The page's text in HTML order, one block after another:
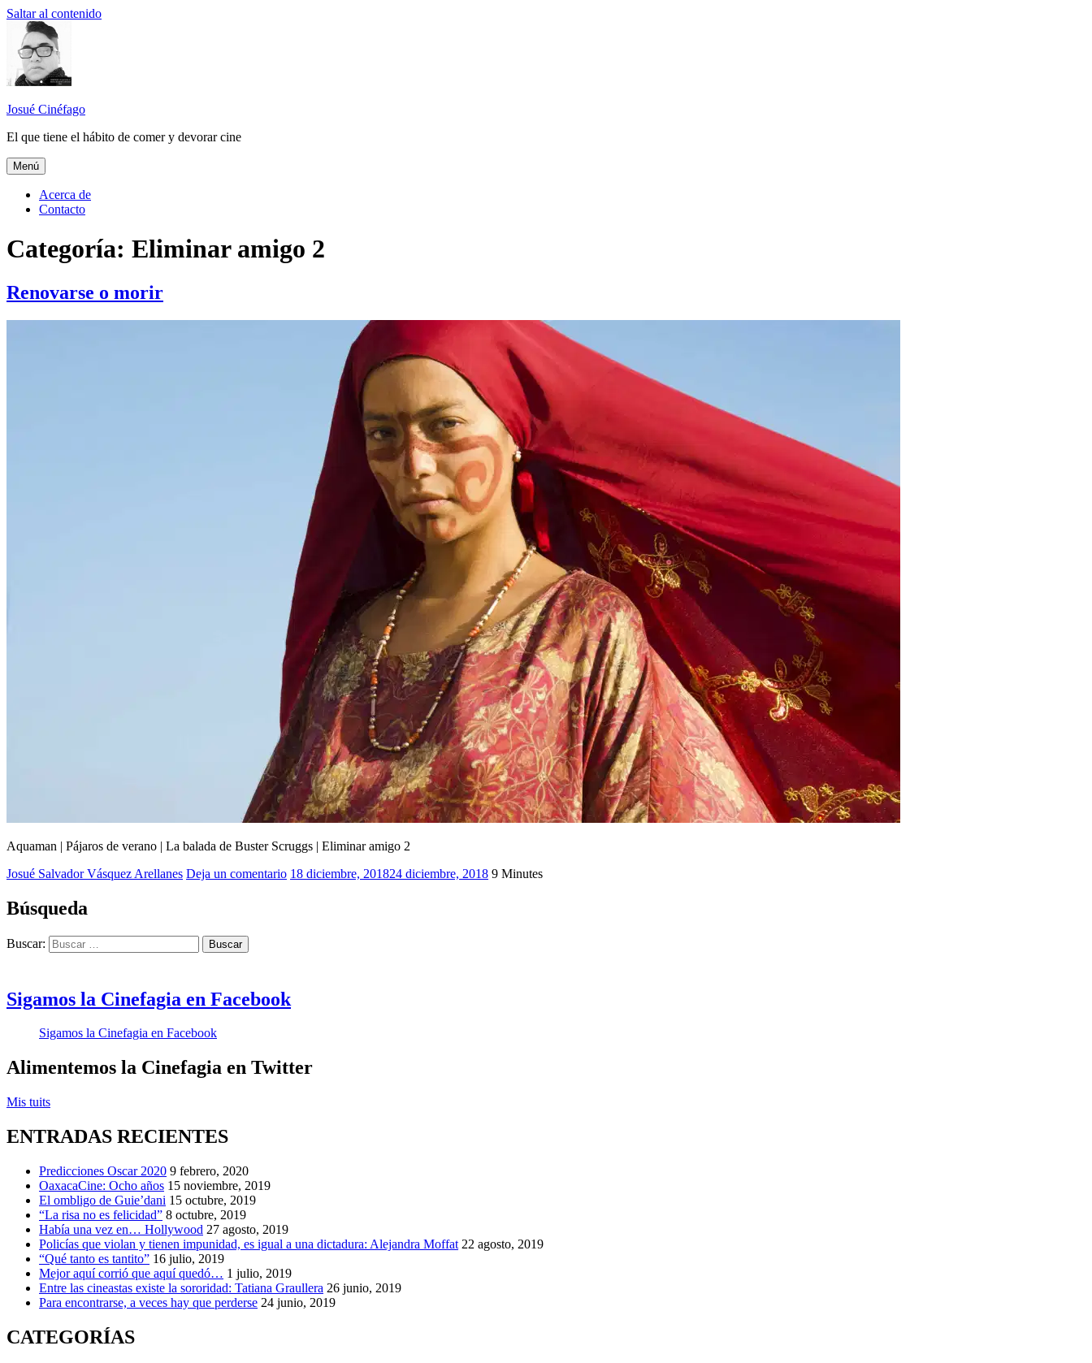
Saltar al contenido
Josué Cinéfago
El que tiene el hábito de comer y devorar cine
Menú
Acerca de
Contacto
Categoría: Eliminar amigo 2
Renovarse o morir
Aquaman | Pájaros de verano | La balada de Buster Scruggs | Eliminar amigo 2
Josué Salvador Vásquez Arellanes 2018 ,
Josué
balada
de
Scruggs
de
verano
Deja un comentario 18 diciembre, 201824 diciembre, 2018 9 Minutes
Búsqueda
Buscar:
Sigamos la Cinefagia en Facebook
Sigamos la Cinefagia en Facebook
Alimentemos la Cinefagia en Twitter
Mis tuits
ENTRADAS RECIENTES
Predicciones Oscar 2020 9 febrero, 2020
OaxacaCine: Ocho años 15 noviembre, 2019
El ombligo de Guie’dani 15 octubre, 2019
“La risa no es felicidad” 8 octubre, 2019
Había una vez en… Hollywood 27 agosto, 2019
Policías que violan y tienen impunidad, es igual a una dictadura: Alejandra Moffat 22 agosto, 2019
“Qué tanto es tantito” 16 julio, 2019
Mejor aquí corrió que aquí quedó… 1 julio, 2019
Entre las cineastas existe la sororidad: Tatiana Graullera 26 junio, 2019
Para encontrarse, a veces hay que perderse 24 junio, 2019
CATEGORÍAS